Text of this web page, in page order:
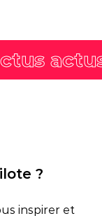
?
inspirer et